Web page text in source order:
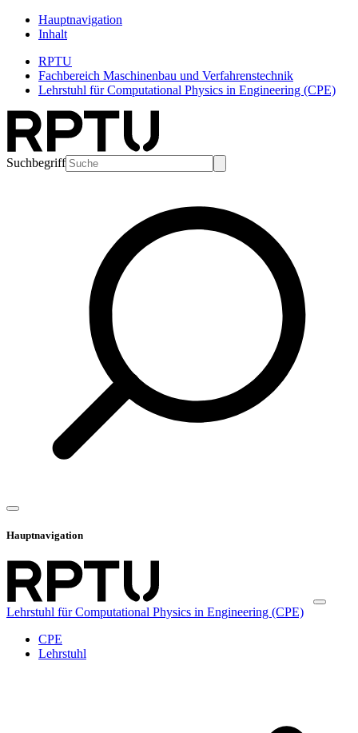
Hauptnavigation
Inhalt
RPTU
Fachbereich Maschinenbau und Verfahrenstechnik
Lehrstuhl für Computational Physics in Engineering (CPE)
Suchbegriff
Hauptnavigation
Lehrstuhl für Computational Physics in Engineering (CPE)
CPE
Lehrstuhl